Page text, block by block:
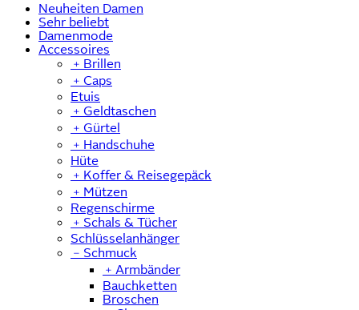
Neuheiten Damen
Sehr beliebt
Damenmode
Accessoires
﹢ Brillen
﹢ Caps
Etuis
﹢ Geldtaschen
﹢ Gürtel
﹢ Handschuhe
Hüte
﹢ Koffer & Reisegepäck
﹢ Mützen
Regenschirme
﹢ Schals & Tücher
Schlüsselanhänger
﹣ Schmuck
﹢ Armbänder
Bauchketten
Broschen